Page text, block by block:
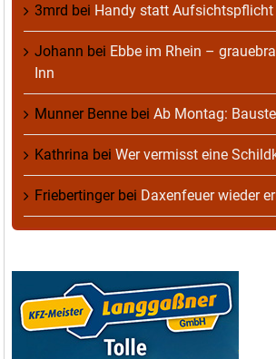
3mrd bei Handy statt Aufsichtspflicht
Johann bei Ebbe im Rhein –
Inn
Munner Benne bei Ab Montag:
Kathrina bei Wer vermisst eine
Friebertingerbei Daxenfeuer wieder